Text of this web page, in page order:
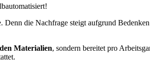
die Nachfrage steigt aufgrund
Materialien, sondern bereitet pro